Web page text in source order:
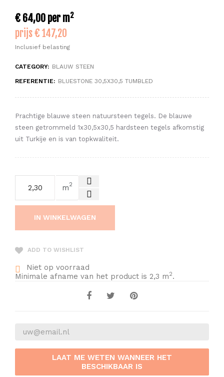
€ 64,00 per m2
prijs € 147,20
Inclusief belasting
CATEGORY: BLAUW STEEN
REFERENTIE: BLUESTONE 30,5X30,5 TUMBLED
Prachtige blauwe steen natuursteen tegels. De blauwe
steen getrommeld 1x30,5x30,5 hardsteen tegels afkomstig
uit Turkije en is van topkwaliteit.
m2
IN WINKELWAGEN
ADD TO WISHLIST
Niet op voorraad
Minimale afname van het product is 2,3 m2.
LAAT ME WETEN WANNEER HET
BESCHIKBAAR IS